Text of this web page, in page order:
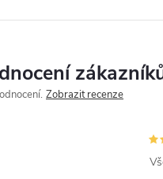
Zobrazit recenze